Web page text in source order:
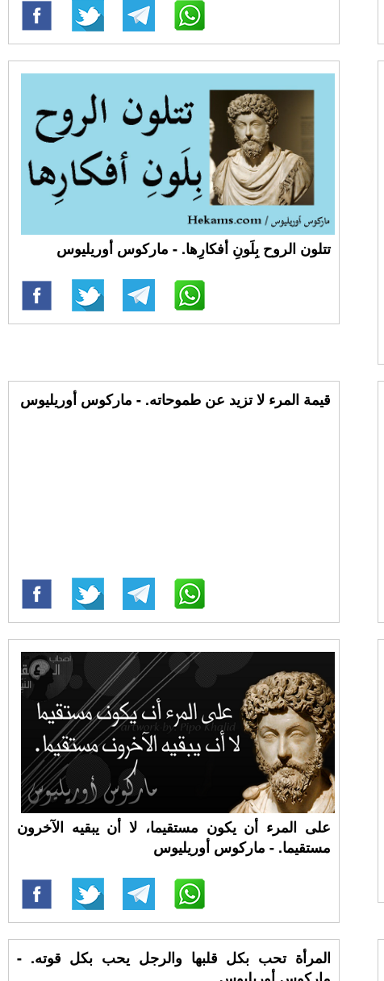
تتلون الروح بِلَونِ أفكارِها. - ماركوس أوريليوس
قيمة المرء لا تزيد عن طموحاته. - ماركوس أوريليوس
على المرء أن يكون مستقيما، لا أن يبقيه الآخرون
مستقيما. - ماركوس أوريليوس
المرأة تحب بكل قلبها والرجل يحب بكل قوته. -